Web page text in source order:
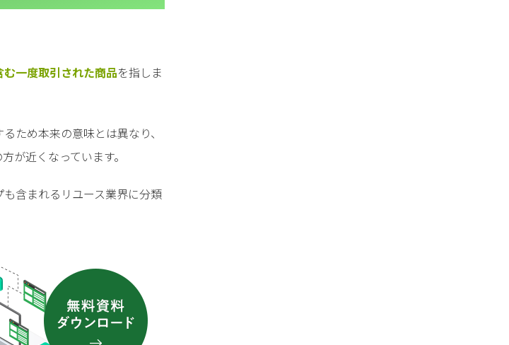
一度取引された商品を指しま
ため本来の意味とは異なり、
が近くなっています。
含まれるリユース業界に分類